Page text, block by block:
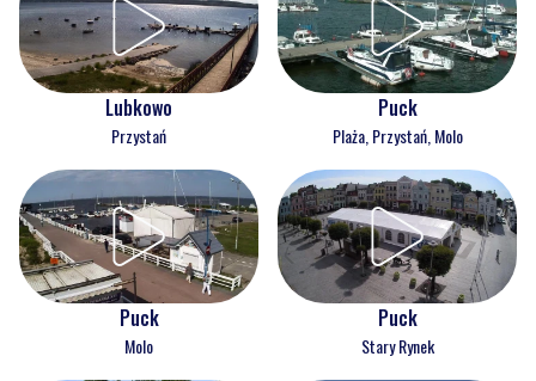
Lubkowo
Przystań
Puck
Plaża, Przystań, Molo
Puck
Molo
Puck
Stary Rynek